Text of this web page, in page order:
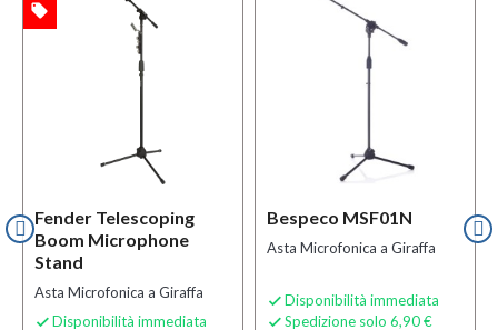
Fender Telescoping
Boom Microphone
Stand
Asta Microfonica a Giraffa
 Disponibilità immediata
local_offer
Bespeco MSF01N
Asta Microfonica a Giraffa
 Disponibilità immediata
 Spedizione solo 6,90 €